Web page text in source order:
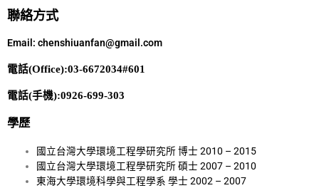
聯絡方式
Email: chenshiuanfan@gmail.com
電話(Office):03-6672034#601
電話(手機):0926-699-303
學歷
國立台灣大學環境工程學研究所 博士 2010 – 2015
國立台灣大學環境工程學研究所 碩士 2007 – 2010
東海大學環境科學與工程學系 學士 2002 – 2007